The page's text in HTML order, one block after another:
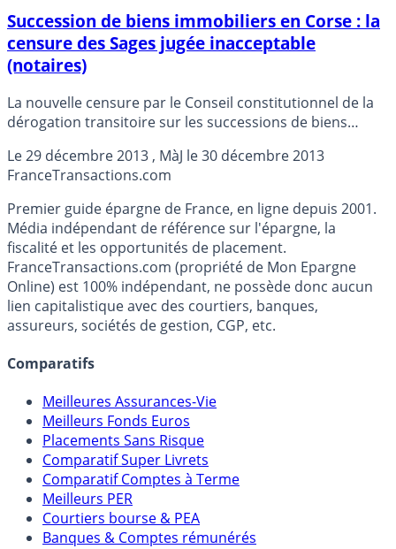
Succession de biens immobiliers en Corse : la
censure des Sages jugée inacceptable
(notaires)
La nouvelle censure par le Conseil constitutionnel de la
dérogation transitoire sur les successions de biens
d’inacceptable et injuste par le président du conseil
régional des notaires de l’île.
Le29 décembre 2013 , MàJ le30 décembre 2013
FranceTransactions.com
Premier guide épargne de France, en ligne depuis 2001.
Média indépendant de référence sur l'épargne, la
fiscalité et les opportunités de placement.
FranceTransactions.com (propriété de Mon Epargne
Online) est 100% indépendant, ne possède donc aucun
lien capitalistique avec des courtiers, banques,
assureurs, sociétés de gestion, CGP, etc.
Comparatifs
Meilleures Assurances-Vie
Meilleurs Fonds Euros
Placements Sans Risque
Comparatif Super Livrets
Comparatif Comptes à Terme
Meilleurs PER
Courtiers bourse & PEA
Banques & Comptes rémunérés